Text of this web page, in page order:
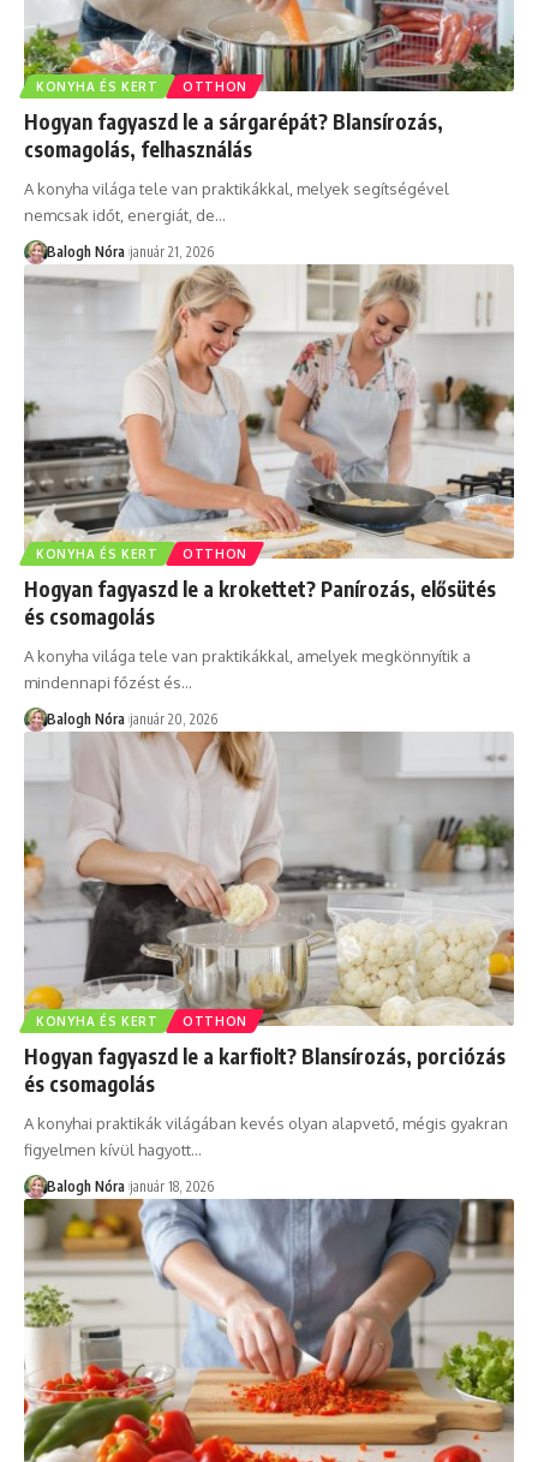
KONYHA ÉS KERT OTTHON
Hogyan fagyaszd le a sárgarépát? Blansírozás,
csomagolás, felhasználás
A konyha világa tele van praktikákkal, melyek segítségével
nemcsak időt, energiát, de…
Balogh Nóra január 21, 2026
KONYHA ÉS KERT OTTHON
Hogyan fagyaszd le a krokettet? Panírozás, elősütés
és csomagolás
A konyha világa tele van praktikákkal, amelyek megkönnyítik a
mindennapi főzést és…
Balogh Nóra január 20, 2026
KONYHA ÉS KERT OTTHON
Hogyan fagyaszd le a karfiolt? Blansírozás, porciózás
és csomagolás
A konyhai praktikák világában kevés olyan alapvető, mégis gyakran
figyelmen kívül hagyott…
Balogh Nóra január 18, 2026